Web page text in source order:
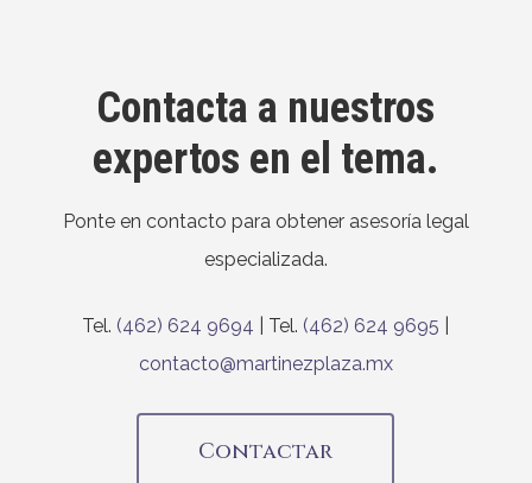
Contacta a nuestros
expertos en el tema.
Ponte en contacto para obtener asesoría legal
especializada.
Tel. (462) 624 9694 | Tel. (462) 624 9695
contacto@martinezplaza.mx
Contactar